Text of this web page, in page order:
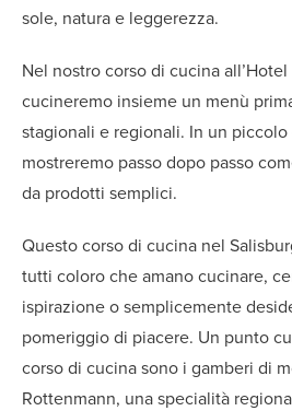
sole, natura e leggerezza.
Nel nostro corso di cucina
cucineremo insieme un menù
stagionali e regionali. In un
mostreremo passo dopo passo
da prodotti semplici.
Questo corso di cucina nel
tutti coloro che amano cucinare,
ispirazione o semplicemente
pomeriggio di piacere. Un punto
corso di cucina sono i gamberi di
Rottenmann, una specialità